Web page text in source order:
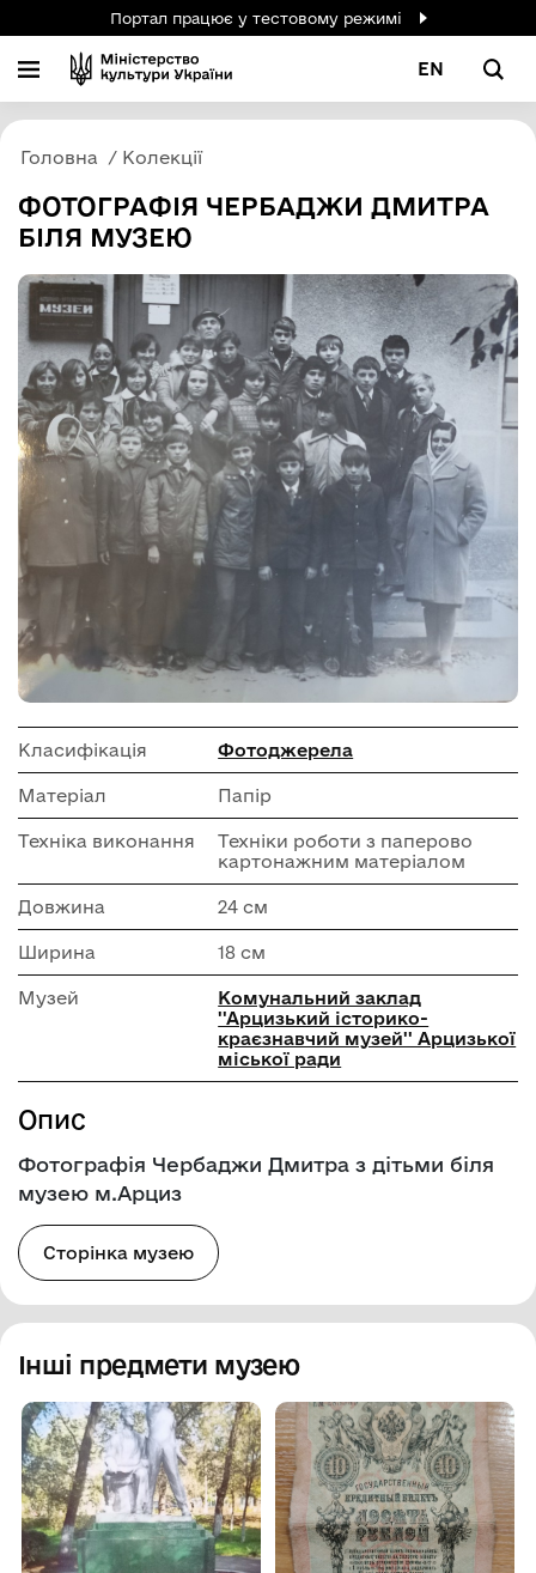
Портал працює у тестовому режимі
EN
Головна Колекції
ФОТОГРАФІЯ ЧЕРБАДЖИ ДМИТРА
БІЛЯ МУЗЕЮ
Класифікація Фотоджерела
Матеріал Папір
Техніка виконання
Техніки роботи з паперово
картонажним матеріалом
Довжина 24 см
Ширина 18 см
Музей
Комунальний заклад
''Арцизький історико-
краєзнавчий музей'' Арцизької
міської ради
Опис
Фотографія Чербаджи Дмитра з дітьми біля
музею м.Арциз
Сторінка музею
Інші предмети музею